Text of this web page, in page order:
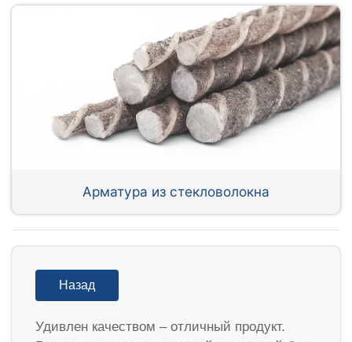
Арматура из стекловолокна
Назад
Удивлен качеством – отличный продукт.